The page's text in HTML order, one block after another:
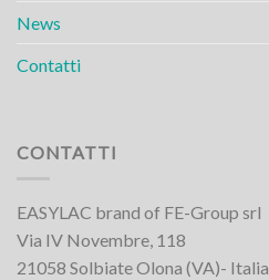
News
Contatti
CONTATTI
EASYLAC brand of FE-Group srl
Via IV Novembre, 118
21058 Solbiate Olona (VA)- Italia